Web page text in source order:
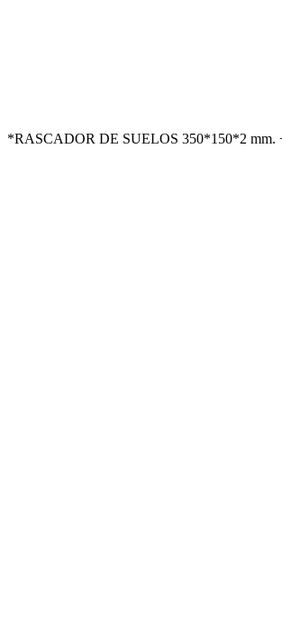
*RASCADOR DE SUELOS 350*150*2